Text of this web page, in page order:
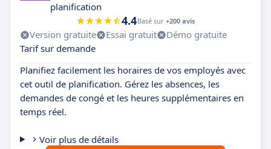
planification
4.4Basé sur +200 avis
Version gratuite Essai gratuit
Démo gratuite
Tarif sur demande
Planifiez facilement les horaires de vos employés avec
cet outil de planification. Gérez les absences, les
demandes de congé et les heures supplémentaires en
temps réel.
Voir plus de détails